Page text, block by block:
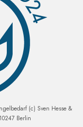
(c) Sven Hesse &
Berlin